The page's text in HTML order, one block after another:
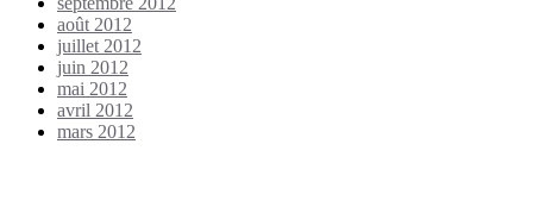
août 2012
juillet 2012
juin 2012
mai 2012
avril 2012
mars 2012